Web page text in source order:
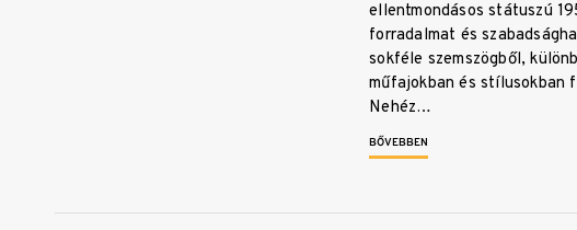
ellentmondásos státuszú
forradalmat és
sokféle szemszögből,
műfajokban és stílusokban
Nehéz…
BŐVEBBEN